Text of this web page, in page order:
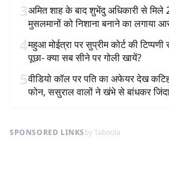
3अमित शाह के बाद शुभेंदु अधिकारी से
मुसलमानों को निशाना बनाने का लगाया
4महुआ मोईत्रा पर सुप्रीम कोर्ट की
पूछा- क्या सब सीने पर गोली खायें?
5वीडियो कॉल पर पति का अफेयर देख
फोन, ससुराल वालों ने खंभे से बांधकर
SPONSORED LINKSby Taboola